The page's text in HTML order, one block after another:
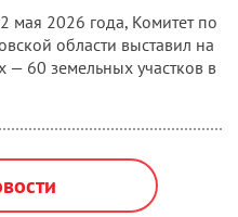
мая 2026 года, Комитет по
области выставил на
— 60 земельных участков в